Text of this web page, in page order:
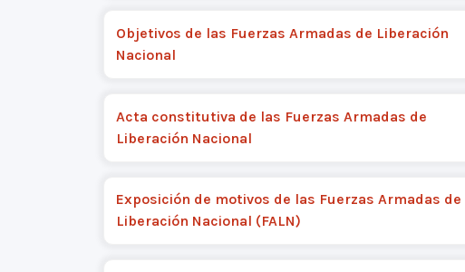
Objetivos de las Fuerzas Armadas de Liberación
Nacional
Acta constitutiva de las Fuerzas Armadas de
Liberación Nacional
Exposición de motivos de las Fuerzas Armadas de
Liberación Nacional (FALN)